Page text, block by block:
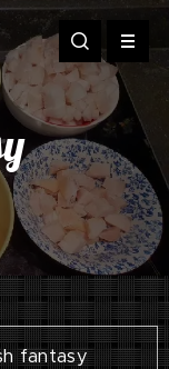
fantasy